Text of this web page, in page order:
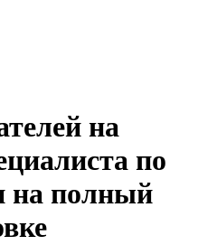
на
по
на полный